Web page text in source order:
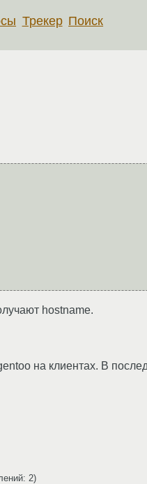
Трекер Поиск
hostname.
на клиентах. В
2)